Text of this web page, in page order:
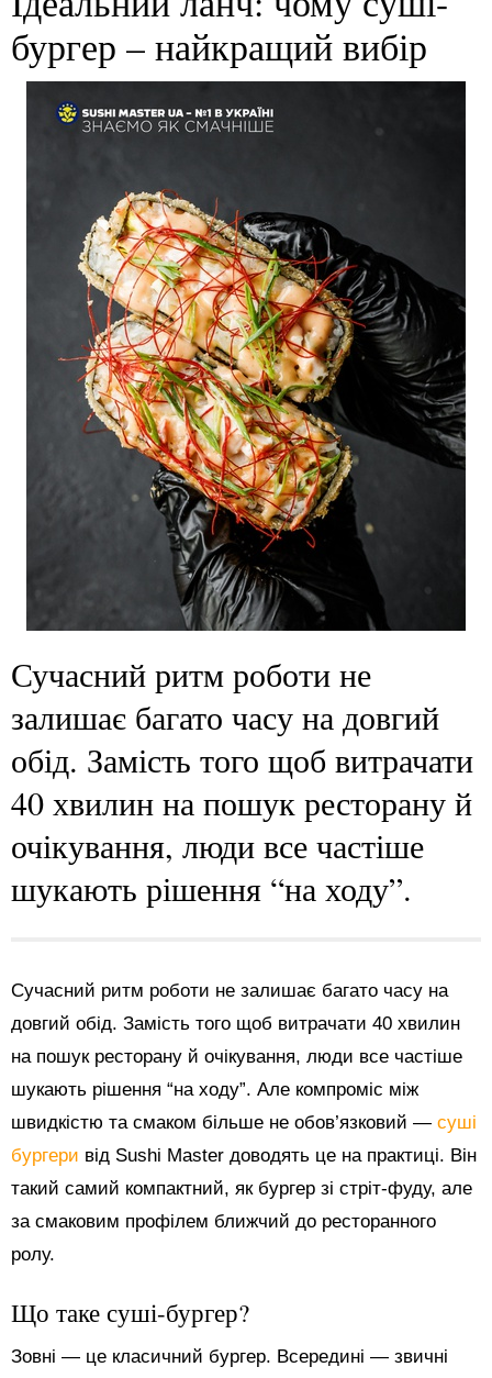
бургер – найкращий вибір
Сучасний ритм роботи не
залишає багато часу на довгий
обід. Замість того щоб витрачати
40 хвилин на пошук ресторану й
очікування, люди все частіше
шукають рішення “на ходу”.
Сучасний ритм роботи не залишає багато часу на
довгий обід. Замість того щоб витрачати 40 хвилин
на пошук ресторану й очікування, люди все частіше
шукають рішення “на ходу”. Але компроміс між
швидкістю та смаком більше не обов’язковий — суші
бургери від Sushi Master доводять це на практиці. Він
такий самий компактний, як бургер зі стріт-фуду, але
за смаковим профілем ближчий до ресторанного
ролу.
Що таке суші-бургер?
Зовні — це класичний бургер. Всередині — звичні